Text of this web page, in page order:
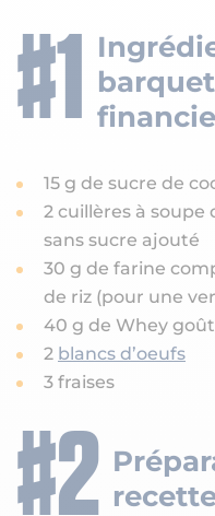
15 g de sucre de
2 cuillères à
sans sucre ajouté
30 g de farine
de riz (pour une
40 g de Whey
2 blancs d’oeufs
3 fraises